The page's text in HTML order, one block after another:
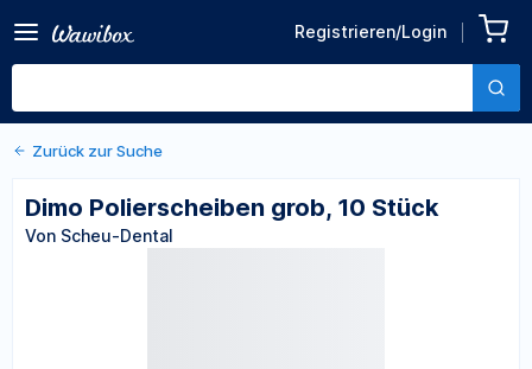
Registrieren/Login
10 Stück
Von Scheu-Dental
Zurück zu den Produktdetails
Zurück zur Suche
Dimo Polierscheiben grob, 10 Stück
Von Scheu-Dental